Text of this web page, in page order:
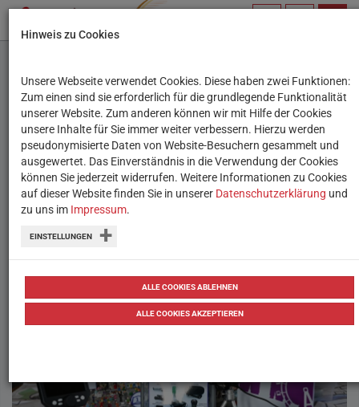
Digibox-Tipp: Wien zum
Hören
Mit der Digibox “Wien erleben” können
sich die Schüler:innen akustisch mit der
Stadt Wien auseinandersetzen.
Hinweis zu Cookies
Unsere Webseite verwendet Cookies. Diese haben zwei Funktionen:
Zum einen sind sie erforderlich für die grundlegende Funktionalität
unserer Website. Zum anderen können wir mit Hilfe der Cookies
unsere Inhalte für Sie immer weiter verbessern. Hierzu werden
pseudonymisierte Daten von Website-Besuchern gesammelt und
ausgewertet. Das Einverständnis in die Verwendung der Cookies
können Sie jederzeit widerrufen. Weitere Informationen zu Cookies
auf dieser Website finden Sie in unserer Datenschutzerklärung und
zu uns im Impressum.
EINSTELLUNGEN
ALLE COOKIES ABLEHNEN
ALLE COOKIES AKZEPTIEREN